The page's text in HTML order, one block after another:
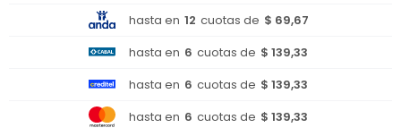
hasta en 12 cuotas de $ 69,67
hasta en 6 cuotas de $ 139,33
hasta en 6 cuotas de $ 139,33
hasta en 6 cuotas de $ 139,33